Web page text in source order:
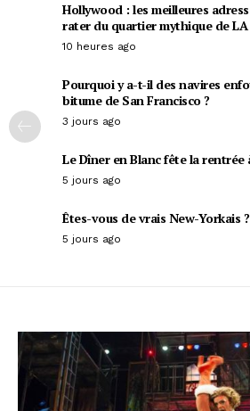
Hollywood : les meilleures
rater du quartier mythique de LA
10 heures ago
Pourquoi y a-t-il des navires
bitume de San Francisco ?
3 jours ago
Le Dîner en Blanc fête la rentrée
5 jours ago
Êtes-vous de vrais New-Yorkais ?
5 jours ago